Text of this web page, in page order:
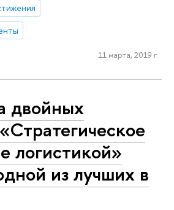
11 марта, 2019 г.
двойных
логистикой»
из лучших в